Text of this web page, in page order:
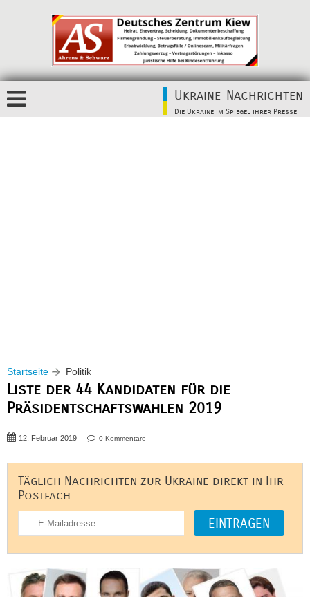
Ukraine-Nachrichten
Die Ukraine im Spiegel ihrer Presse
Startseite Politik
Liste der 44 Kandidaten für die
Präsidentschaftswahlen 2019
12. Februar 2019 0 Kommentare
Täglich Nachrichten zur Ukraine direkt in Ihr
Postfach